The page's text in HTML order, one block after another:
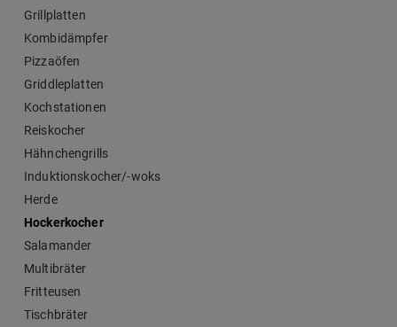
Grillplatten
Kombidämpfer
Pizzaöfen
Griddleplatten
Kochstationen
Reiskocher
Hähnchengrills
Induktionskocher/-woks
Herde
Hockerkocher
Salamander
Multibräter
Fritteusen
Tischbräter